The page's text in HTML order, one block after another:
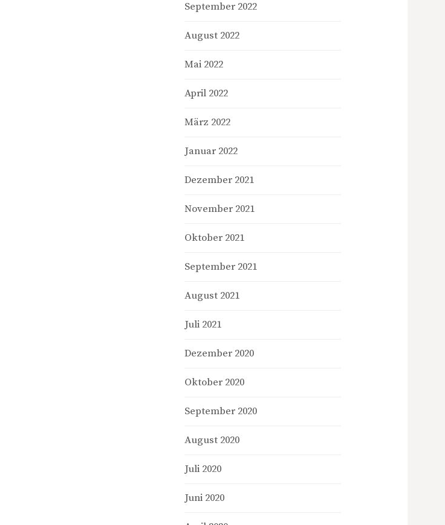
September 2022
August 2022
Mai 2022
April 2022
März 2022
Januar 2022
Dezember 2021
November 2021
Oktober 2021
September 2021
August 2021
Juli 2021
Dezember 2020
Oktober 2020
September 2020
August 2020
Juli 2020
Juni 2020